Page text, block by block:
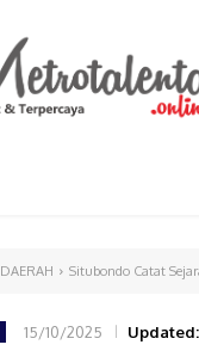
DAERAH Situbondo Catat
15/10/2025 Updated: